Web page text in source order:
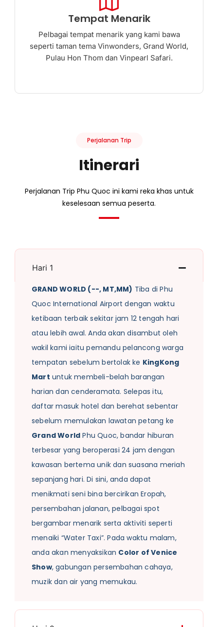
Tempat Menarik
Pelbagai tempat menarik yang kami bawa
seperti taman tema Vinwonders, Grand World,
Pulau Hon Thom dan Vinpearl Safari.
Perjalanan Trip
Itinerari
Perjalanan Trip Phu Quoc ini kami reka khas untuk
keselesaan semua peserta.
Hari 1
GRAND WORLD (--, MT,MM) Tiba di Phu
Quoc International Airport dengan waktu
ketibaan terbaik sekitar jam 12 tengah hari
atau lebih awal. Anda akan disambut oleh
wakil kami iaitu pemandu pelancong warga
tempatan sebelum bertolak ke KingKong
Mart untuk membeli-belah barangan
harian dan cenderamata. Selepas itu,
daftar masuk hotel dan berehat sebentar
sebelum memulakan lawatan petang ke
Grand World Phu Quoc, bandar hiburan
terbesar yang beroperasi 24 jam dengan
kawasan bertema unik dan suasana meriah
sepanjang hari. Di sini, anda dapat
menikmati seni bina bercirikan Eropah,
persembahan jalanan, pelbagai spot
bergambar menarik serta aktiviti seperti
menaiki “Water Taxi”. Pada waktu malam,
anda akan menyaksikan Color of Venice
Show, gabungan persembahan cahaya,
muzik dan air yang memukau.